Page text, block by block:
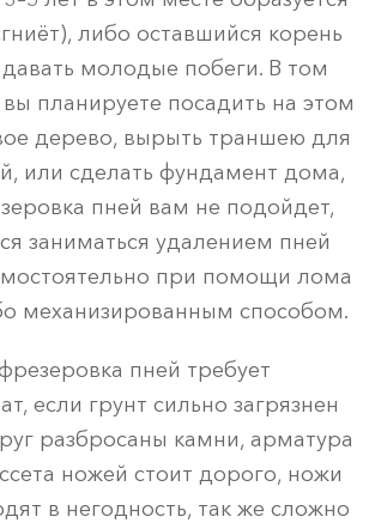
либо оставшийся корень
молодые побеги. В том
вы планируете посадить на этом
дерево, вырыть траншею для
или сделать фундамент дома,
пней вам не подойдет,
заниматься удалением пней
при помощи лома
механизированным способом.
пней требует
если грунт сильно загрязнен
разбросаны камни, арматура
ножей стоит дорого, ножи
в негодность, так же сложно